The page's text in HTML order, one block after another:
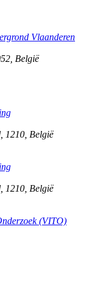
Vlaanderen
België
1210 België
1210 België
(VITO)